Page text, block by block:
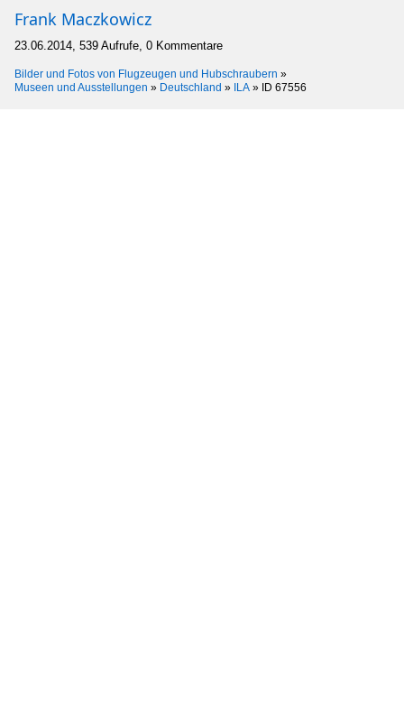
Frank Maczkowicz
23.06.2014, 539 Aufrufe, 0 Kommentare
Bilder und Fotos von Flugzeugen und Hubschraubern »
Museen und Ausstellungen » Deutschland » ILA » ID 67556